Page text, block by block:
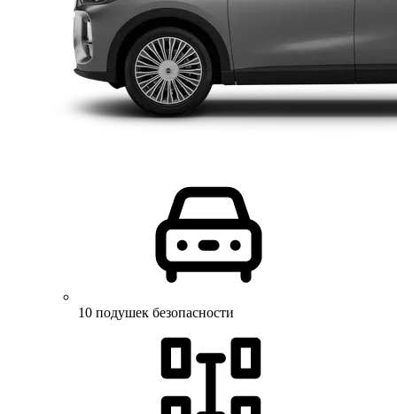
10 подушек безопасности